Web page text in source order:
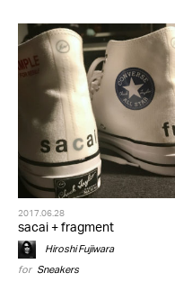
2017.06.28
sacai + fragment
Hiroshi Fujiwara
for Sneakers